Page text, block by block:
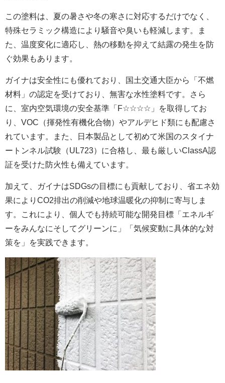
この塗料は、夏の暑さや冬の寒さに対応するだけでなく、
特殊セラミック構造により騒音や臭いも軽減します。ま
た、温度変化に適応し、熱の移動を抑えて結露の発生を防
ぐ効果もあります。
ガイナは安全性にも優れており、国土交通大臣から「不燃
材料」の認定を受けており、無害な水性塗料です。さら
に、室内空気環境の安全基準「F☆☆☆☆」を取得してお
り、VOC（揮発性有機化合物）やアルデヒド類にも配慮さ
れています。また、日本製品として初めて米国のスタイナ
ートンネル試験（UL723）に合格し、最も厳しいClassA認
証を受けた防火性も備えています。
加えて、ガイナはSDGsの目標にも貢献しており、省エネ効
果によりCO2排出の削減や地球温暖化の抑制に寄与しま
す。これにより、個人でも持続可能な開発目標「エネルギ
ーをみんなにそしてグリーンに」「気候変動に具体的な対
策を」を実践できます。